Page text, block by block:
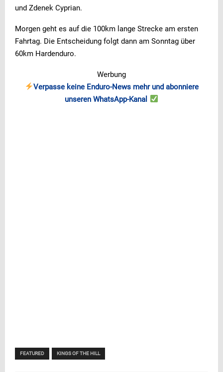
und Zdenek Cyprian.
Morgen geht es auf die 100km lange Strecke am ersten
Fahrtag. Die Entscheidung folgt dann am Sonntag über
60km Hardenduro.
Werbung
Verpasse keine Enduro-News mehr und abonniere
unseren WhatsApp-Kanal
FEATURED KINGS OF THE HILL